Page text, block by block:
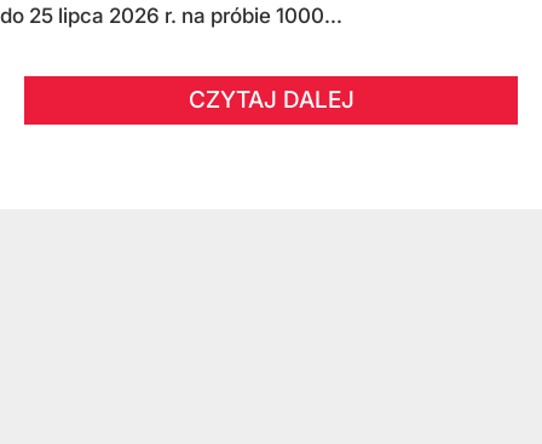
do 25 lipca 2026 r. na próbie 1000...
CZYTAJ DALEJ